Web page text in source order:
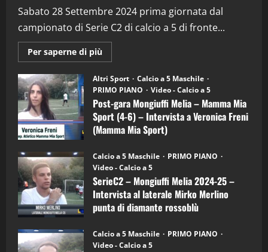
Sabato 28 Settembre 2024 prima giornata dal
campionato di Serie C2 di calcio a 5 di fronte...
Per saperne di più
informazioni
Post-
gara
Mongiuffi
Melia
–
Mamma
Mia
Sport
6)
–
Intervista
a
mister
Arturo
Carciotto
(Mongiuffi
Altri Sport
Calcio a 5 Maschile
PRIMO PIANO
Video - Calcio a 5
Post-gara Mongiuffi Melia – Mamma Mia
Sport (4-6) – Intervista a Veronica Freni
(Mamma Mia Sport)
Calcio a 5 Maschile
PRIMO PIANO
Video - Calcio a 5
SerieC2 – Mongiuffi Melia 2024-25 –
Intervista al laterale Mirko Merlino
punta di diamante rossoblù
Calcio a 5 Maschile
PRIMO PIANO
Video - Calcio a 5
2
(Martedi 28 Aprile 2026)
28/04/2026
3
"SportEmpire" in Podcast
“SportEmpire” in Podcast: 28^ Puntata
(Martedi 21 Aprile 2026)
21/04/2026
4
“SportEmpire” in Podcast: 27^ Puntata
(Martedi 14 Aprile 2026)
15/04/2026
“SportEmpire” in Podcast: 26^ Puntata
(Martedi 07 Aprile 2026)